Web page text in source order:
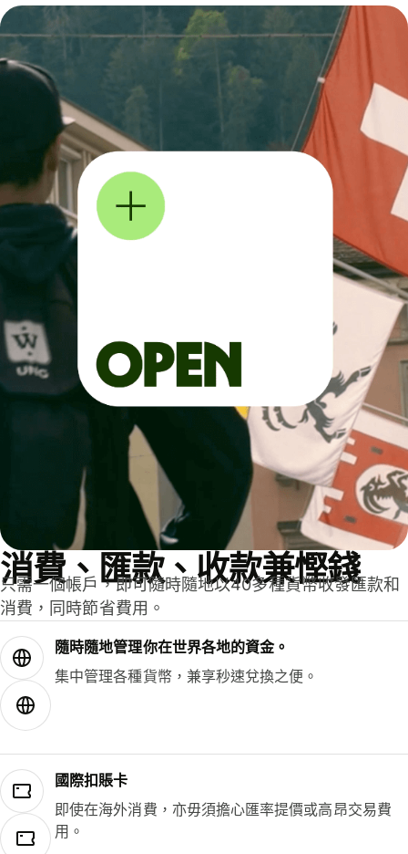
消費、匯款、收款兼慳錢
只需一個帳戶，即可隨時隨地以40多種貨幣收發匯款和
消費，同時節省費用。
隨時隨地管理你在世界各地的資金。
集中管理各種貨幣，兼享秒速兌換之便。
國際扣賬卡
即使在海外消費，亦毋須擔心匯率提價或高昂交易費
用。